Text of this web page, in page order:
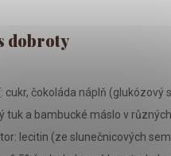
: cukr, čokoláda náplň (glukózový
tuk a bambucké máslo v
lecitin (ze slunečnicových